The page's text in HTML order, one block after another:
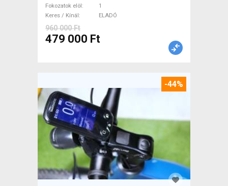
ELADÓ
Fokozatok elöl
1
Keres / Kínál
ELADÓ
960 000 Ft
479 000 Ft
-44%